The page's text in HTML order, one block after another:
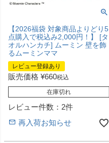
【2026福袋 対象商品よりどり5
点購入で税込み2,000円！】 [タ
オルハンカチ] ムーミン 壁を飾
るムーミンママ
レビュー登録あり
販売価格 ¥660税込
在庫切れ
レビュー件数：2件
再入荷お知らせ